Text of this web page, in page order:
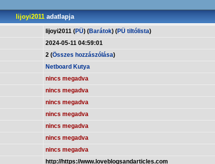
lijoyi2011 adatlapja
lijoyi2011 (PÜ) (Barátok) (PÜ tiltólista)
2024-05-11 04:59:01
2 (Összes hozzászólása)
Netboard Kutya
nincs megadva
nincs megadva
nincs megadva
nincs megadva
nincs megadva
nincs megadva
nincs megadva
http://https://www.loveblogsandarticles.com